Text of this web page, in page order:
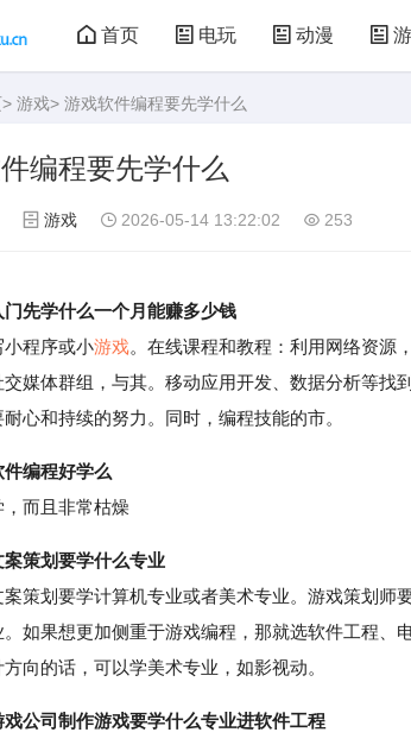
首页 电玩 动漫
大型游戏 娃娃机
> 游戏> 游戏软件编程要先学什么
编程要先学什么
游戏 2026-05-14 13:22:02 253
门先学什么一个月能赚多少钱
程序或小游戏。在线课程和教程：利用网络资源
交媒体群组，与其。移动应用开发、数据分析等
心和持续的努力。同时，编程技能的市。
件编程好学么
而且非常枯燥
案策划要学什么专业
划要学计算机专业或者美术专业。游戏策划师
如果想更加侧重于游戏编程，那就选软件工程
向的话，可以学美术专业，如影视动。
戏公司制作游戏要学什么专业进软件工程